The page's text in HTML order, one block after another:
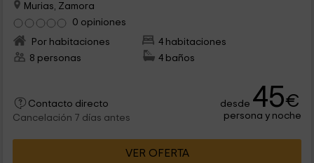
Murias, Zamora
0 opiniones
Por habitaciones
4 habitaciones
8 personas
4 baños
Contacto directo
Cancelación 7 días antes
desde 45€
persona y noche
VER OFERTA